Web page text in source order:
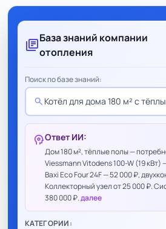
library_booksБаза знаний компании
отопления
Поиск по базе знаний:
search Котёл для дома 180 м² с
psychologyОтвет ИИ:
Дом 180 м², тёплые полы —
Viessmann Vitodens 100-W (19 кВт)
Baxi Eco Four 24F — 52 000 ₽,
Коллекторный узел от 25 000 ₽.
380 000 ₽.далее
КАТЕГОРИИ: